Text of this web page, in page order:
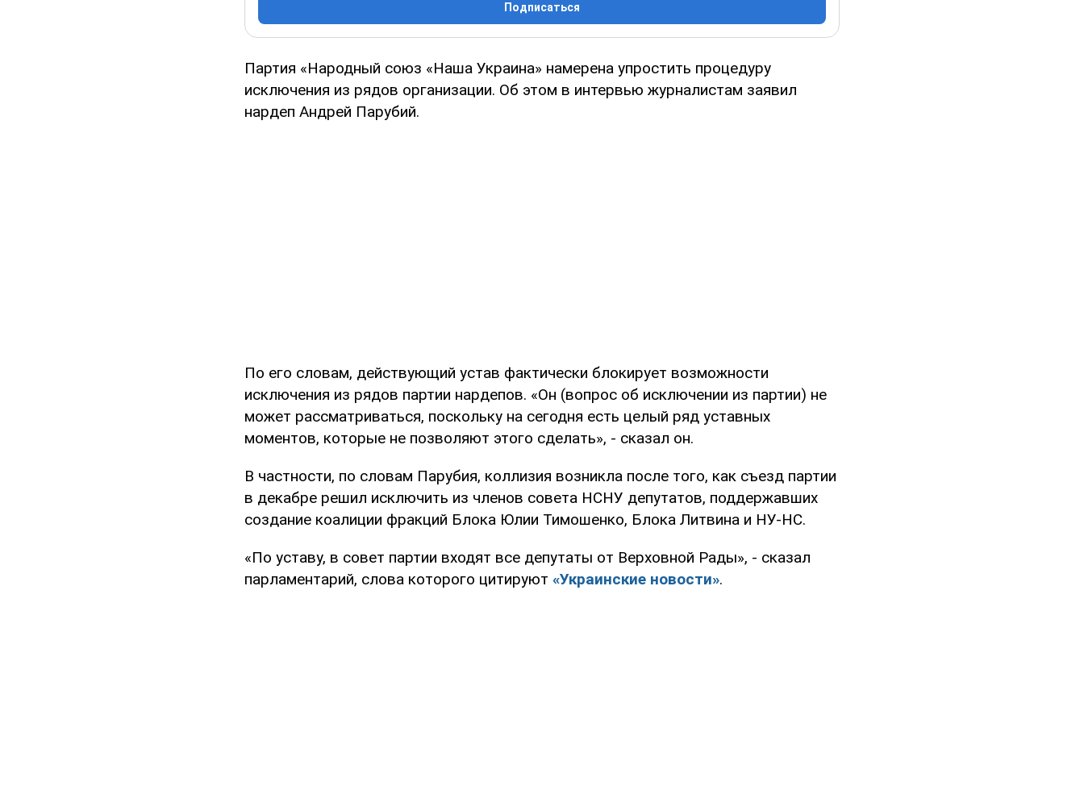
Подписаться
Партия «Народный союз «Наша Украина» намерена упростить процедуру
исключения из рядов организации. Об этом в интервью журналистам заявил
нардеп Андрей Парубий.
По его словам, действующий устав фактически блокирует возможности
исключения из рядов партии нардепов. «Он (вопрос об исключении из партии) не
может рассматриваться, поскольку на сегодня есть целый ряд уставных
моментов, которые не позволяют этого сделать», - сказал он.
В частности, по словам Парубия, коллизия возникла после того, как съезд партии
в декабре решил исключить из членов совета НСНУ депутатов, поддержавших
создание коалиции фракций Блока Юлии Тимошенко, Блока Литвина и НУ-НС.
«По уставу, в совет партии входят все депутаты от Верховной Рады», - сказал
парламентарий, слова которого цитируют «Украинские новости».